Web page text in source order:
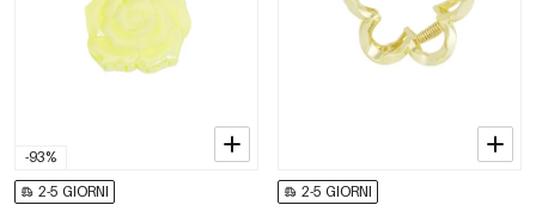
-93%
2-5 GIORNI 2-5 GIORNI